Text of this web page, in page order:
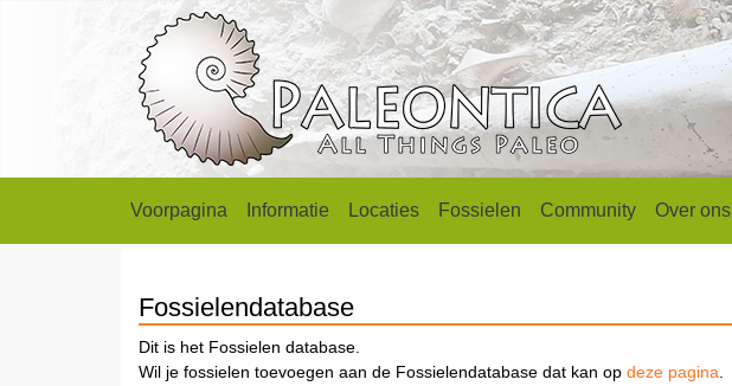
Voorpagina Informatie Locaties Fossielen Community Over ons
Fossielendatabase
Dit is het Fossielen database.
Wil je fossielen toevoegen aan de Fossielendatabase dat kan op deze pagina